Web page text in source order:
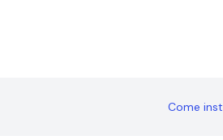
Come